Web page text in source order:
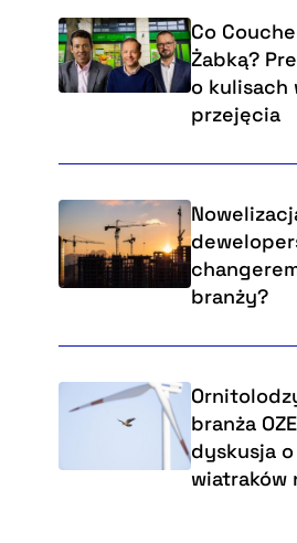
Co
Żabką?
o kulisach
przejęcia
branży?
branża
dyskusja
wiatraków